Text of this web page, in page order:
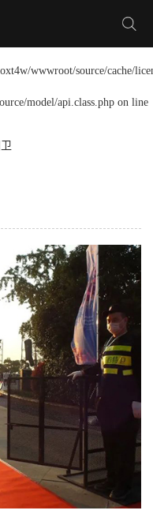
wwwroot/source/cache/
model/api.class.php on line